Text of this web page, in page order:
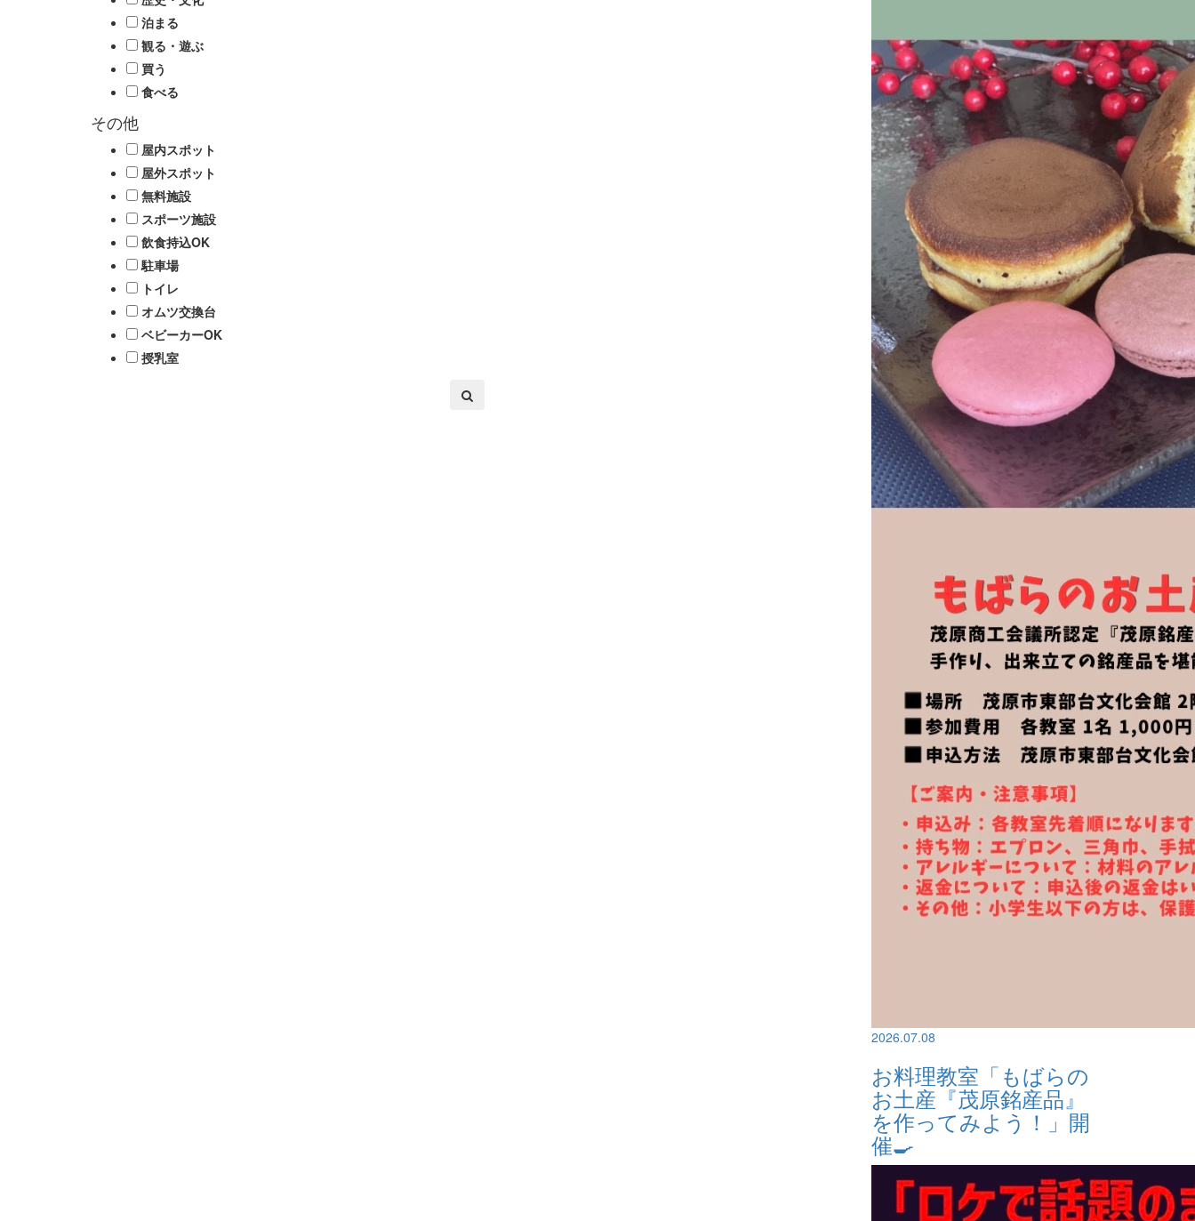
泊まる
観る・遊ぶ
買う
食べる
その他
屋内スポット
屋外スポット
無料施設
スポーツ施設
飲食持込OK
駐車場
トイレ
オムツ交換台
ベビーカーOK
授乳室
2026.07.08
お料理教室「もばらの
お土産『茂原銘産品』
を作ってみよう！」開
催🍳